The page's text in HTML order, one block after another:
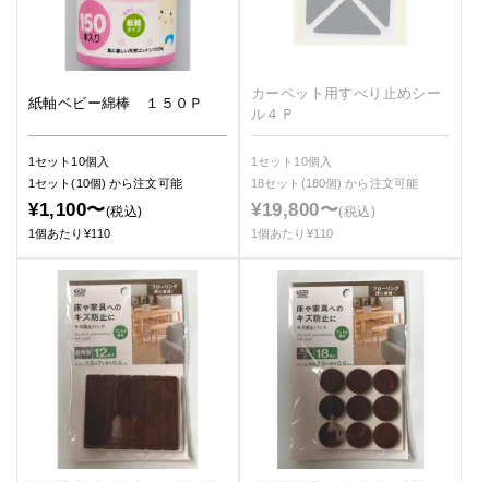
紙軸ベビー綿棒 １５０Ｐ
1セット10個入
1セット(10個)から注文可能
¥1,100〜(税込)
1個あたり¥110
カーペット用すべり止めシー
ル４Ｐ
1セット10個入
18セット(180個)から注文可能
¥19,800〜(税込)
1個あたり¥110